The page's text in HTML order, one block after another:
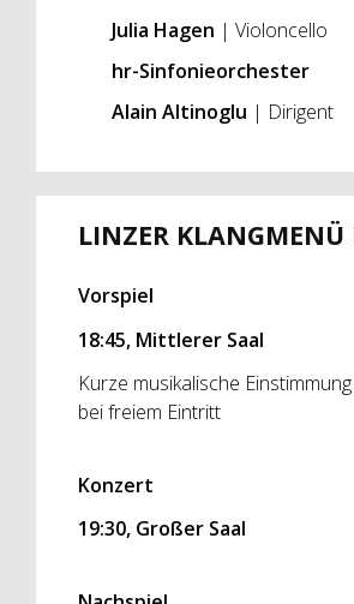
Julia Hagen | Violoncello
hr-Sinfonieorchester
Alain Altinoglu | Dirigent
LINZER
Vorspiel
18:45, Mittlerer Saal
Kurze musikalische
bei freiem Eintritt
Konzert
19:30, Großer Saal